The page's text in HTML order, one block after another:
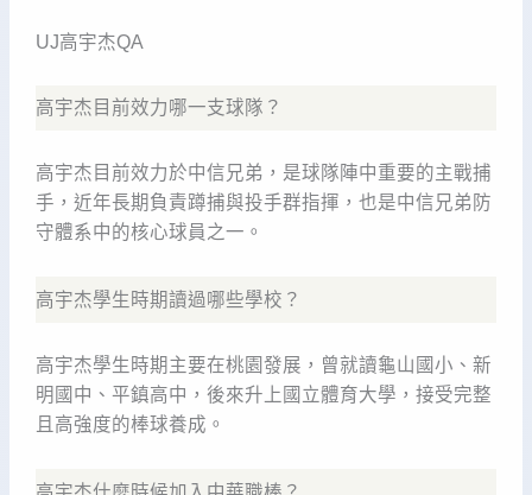
UJ高宇杰QA
高宇杰目前效力哪一支球隊？
高宇杰目前效力於中信兄弟，是球隊陣中重要的主戰捕
手，近年長期負責蹲捕與投手群指揮，也是中信兄弟防
守體系中的核心球員之一。
高宇杰學生時期讀過哪些學校？
高宇杰學生時期主要在桃園發展，曾就讀龜山國小、新
明國中、平鎮高中，後來升上國立體育大學，接受完整
且高強度的棒球養成。